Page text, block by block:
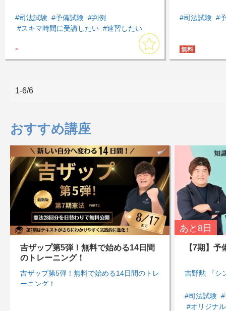
#司法試験 #予備試験 #判例
#スキマ時間に受講したい #速習したい
#判例対策
-
#司法試験 #
無料
1-6/6
おすすめ講座
吉ザップ第5弾！無料で始める14日間
のトレーニング！
吉ザップ第5弾！無料で始める14日間のトレ
ーニング！
【7期】
吉野勲 『シ
#司法試験
#オリジナ
あと 8日